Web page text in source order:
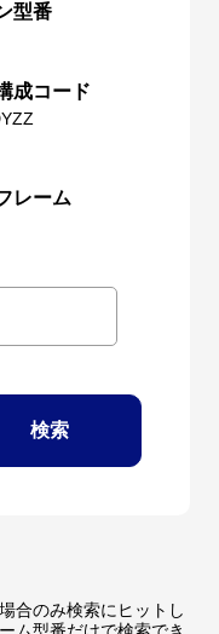
型番
成コード
レーム
検索
合のみ検索にヒットし